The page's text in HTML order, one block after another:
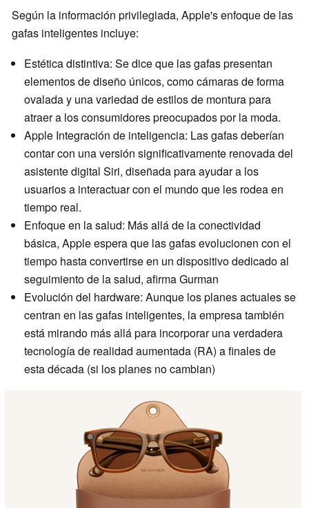
Según la información privilegiada, Apple's enfoque de las
gafas inteligentes incluye:
Estética distintiva: Se dice que las gafas presentan
elementos de diseño únicos, como cámaras de forma
ovalada y una variedad de estilos de montura para
atraer a los consumidores preocupados por la moda.
Apple Integración de inteligencia: Las gafas deberían
contar con una versión significativamente renovada del
asistente digital Siri, diseñada para ayudar a los
usuarios a interactuar con el mundo que les rodea en
tiempo real.
Enfoque en la salud: Más allá de la conectividad
básica, Apple espera que las gafas evolucionen con el
tiempo hasta convertirse en un dispositivo dedicado al
seguimiento de la salud, afirma Gurman
Evolución del hardware: Aunque los planes actuales se
centran en las gafas inteligentes, la empresa también
está mirando más allá para incorporar una verdadera
tecnología de realidad aumentada (RA) a finales de
esta década (si los planes no cambian)